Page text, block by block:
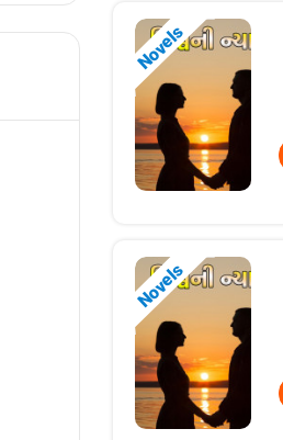
Novels
Novels